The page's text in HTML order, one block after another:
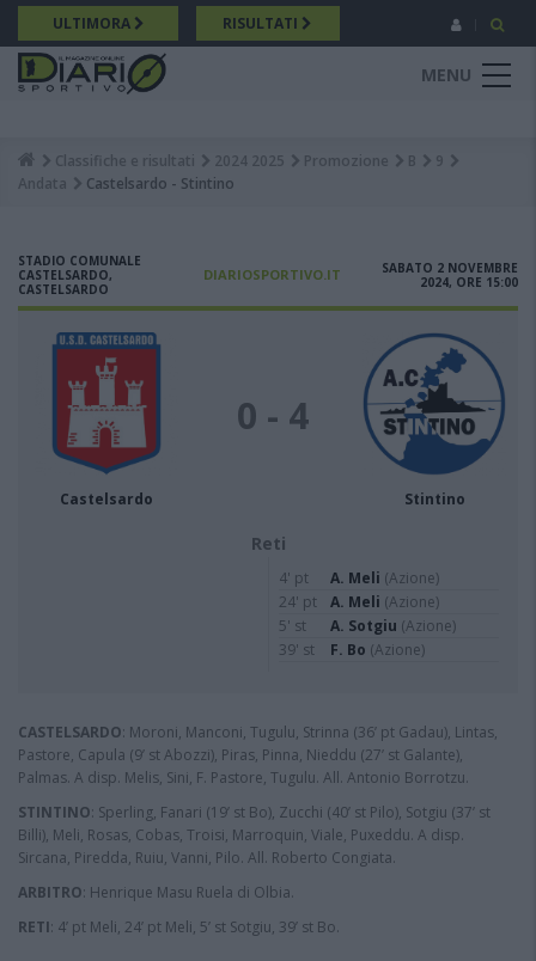
Salta
al
contenuto
principale
ULTIMORA RISULTATI
MENU
Breadcrumb
Classifiche e risultati 2024 2025 Promozione B
9
Andata
Castelsardo - Stintino
STADIO COMUNALE
CASTELSARDO,
CASTELSARDO
DIARIOSPORTIVO.IT
SABATO 2 NOVEMBRE
2024, ORE 15:00
Castelsardo
0 - 4
Stintino
Reti
4' pt A. Meli (Azione)
24' pt
A. Meli (Azione)
5' st
A. Sotgiu (Azione)
39' st
F. Bo (Azione)
CASTELSARDO: Moroni, Manconi, Tugulu, Strinna (36’ pt Gadau), Lintas,
Pastore, Capula (9’ st Abozzi), Piras, Pinna, Nieddu (27’ st Galante),
Palmas. A disp. Melis, Sini, F. Pastore, Tugulu. All. Antonio Borrotzu.
STINTINO: Sperling, Fanari (19’ st Bo), Zucchi (40’ st Pilo), Sotgiu (37’ st
Billi), Meli, Rosas, Cobas, Troisi, Marroquin, Viale, Puxeddu. A disp.
Sircana, Piredda, Ruiu, Vanni, Pilo. All. Roberto Congiata.
ARBITRO: Henrique Masu Ruela di Olbia.
RETI: 4’ pt Meli, 24’ pt Meli, 5’ st Sotgiu, 39’ st Bo.